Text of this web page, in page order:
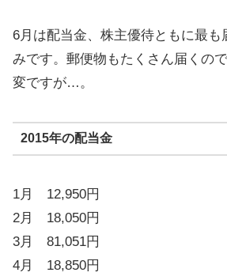
6月は配当金、株主優待ともに最も
みです。郵便物もたくさん届くの
変ですが…。
2015年の配当金
1月 12,950円
2月 18,050円
3月 81,051円
4月 18,850円